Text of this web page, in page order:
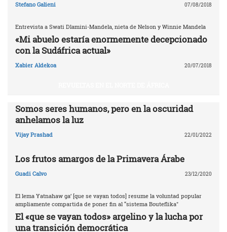
Stefano Galieni 07/08/2018
Entrevista a Swati Dlamini-Mandela, nieta de Nelson y Winnie Mandela
«Mi abuelo estaría enormemente decepcionado
con la Sudáfrica actual»
Xabier Aldekoa 20/07/2018
Somos seres humanos, pero en la oscuridad
anhelamos la luz
Vijay Prashad 22/01/2022
Los frutos amargos de la Primavera Árabe
Guadi Calvo 23/12/2020
El lema Yatnahaw ga’ [que se vayan todos] resume la voluntad popular
ampliamente compartida de poner fin al “sistema Bouteflika"
El «que se vayan todos» argelino y la lucha por
una transición democrática